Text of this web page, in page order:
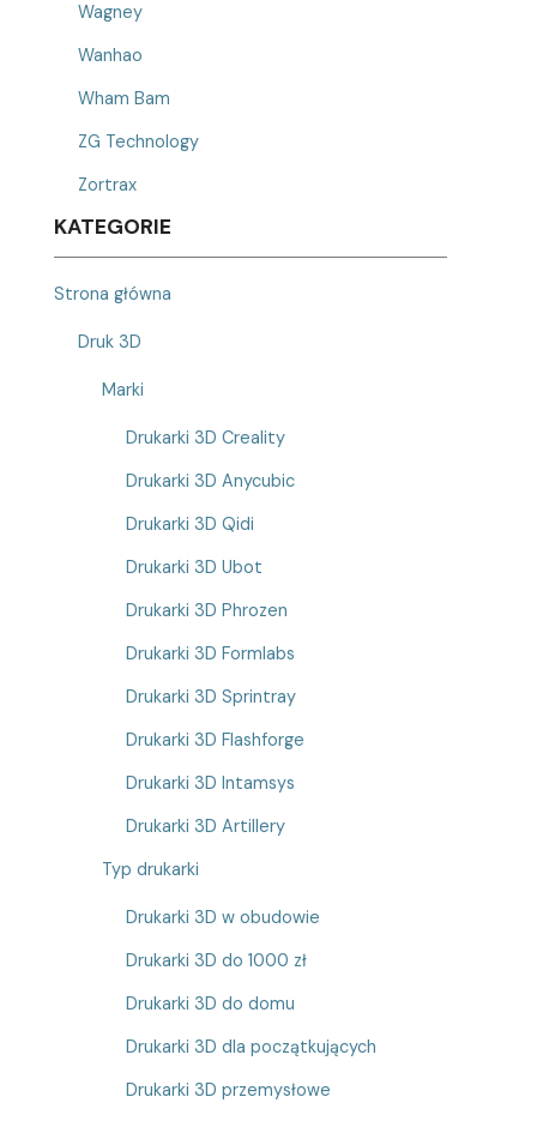
Wagney
Wanhao
Wham Bam
ZG Technology
Zortrax
KATEGORIE
Strona główna
Druk 3D
Marki
Drukarki 3D Creality
Drukarki 3D Anycubic
Drukarki 3D Qidi
Drukarki 3D Ubot
Drukarki 3D Phrozen
Drukarki 3D Formlabs
Drukarki 3D Sprintray
Drukarki 3D Flashforge
Drukarki 3D Intamsys
Drukarki 3D Artillery
Typ drukarki
Drukarki 3D w obudowie
Drukarki 3D do 1000 zł
Drukarki 3D do domu
Drukarki 3D dla początkujących
Drukarki 3D przemysłowe